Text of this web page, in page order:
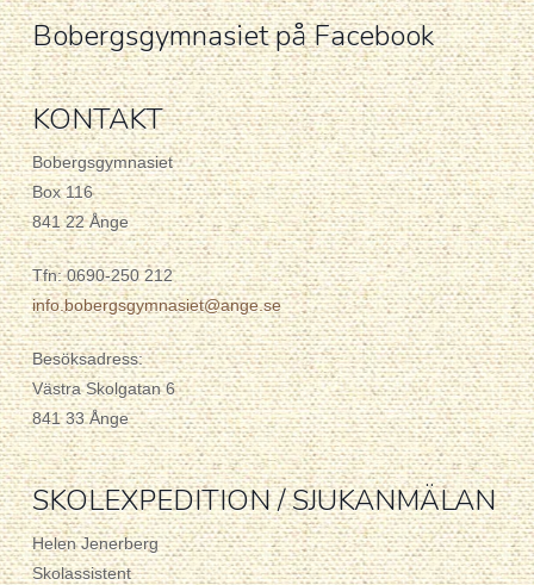
Bobergsgymnasiet på Facebook
KONTAKT
Bobergsgymnasiet
Box 116
841 22 Ånge
Tfn: 0690-250 212
info.bobergsgymnasiet@ange.se
Besöksadress:
Västra Skolgatan 6
841 33 Ånge
SKOLEXPEDITION / SJUKANMÄLAN
Helen Jenerberg
Skolassistent